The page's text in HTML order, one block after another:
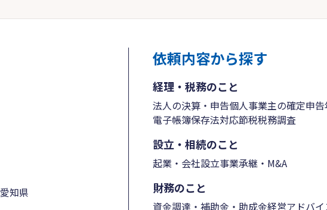
愛知県
依頼内容から探す
経理・税務のこと
法人の決算・申告個人事業主の確定申告
電子帳簿保存法対応節税税務調査
設立・相続のこと
起業・会社設立事業承継・M&A
財務のこと
資金調達・補助金・助成金経営アドバイ